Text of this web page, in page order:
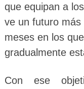
que equipan a
ve un futuro más
meses en los
gradualmente
Con ese